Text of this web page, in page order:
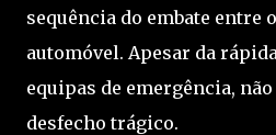
sequência do embate entre
automóvel. Apesar da
equipas de emergência,
desfecho trágico.